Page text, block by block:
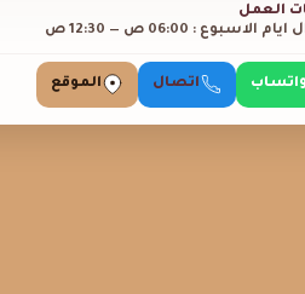
العمل
الاسبوع : 06:00 ص — 12:30 ص
واتساب اتصال الموقع